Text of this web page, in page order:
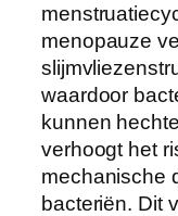
menopauze
waardoor
kunnen
verhoogt het
mechanische
bacteriën. Dit